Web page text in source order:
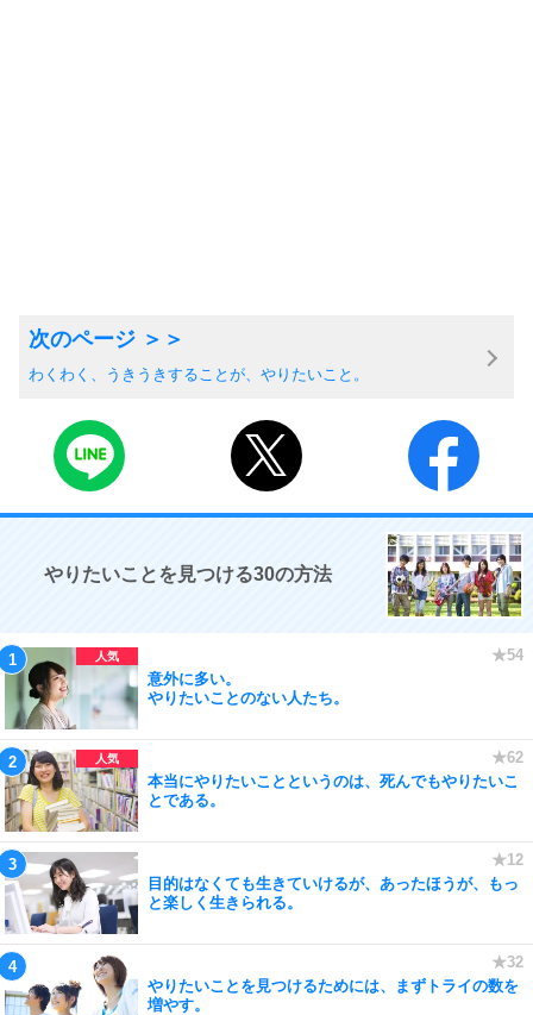
わくわく、うきうきすることが、やりたいこと。
やりたいことを見つける30の方法
意外に多い。
やりたいことのない人たち。
本当にやりたいことというのは、死んでもやりたいこ
とである。
目的はなくても生きていけるが、あったほうが、もっ
と楽しく生きられる。
やりたいことを見つけるためには、まずトライの数を
増やす。